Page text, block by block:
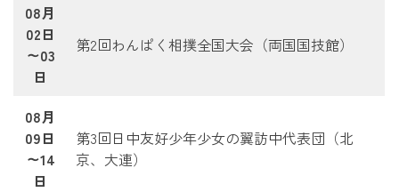
08月
02日
～03
日
第2回わんぱく相撲全国大会（両国国技館）
08月
09日
～14
日
第3回日中友好少年少女の翼訪中代表団（北
京、大連）